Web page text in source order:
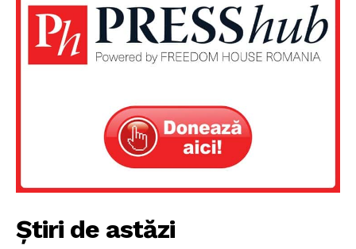
Un proiect
FREEDOM HOUSE ROMÂNIA
PRESShub
Știri de astăzi